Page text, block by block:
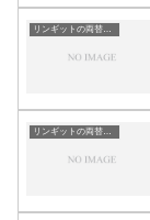
リンギットの両替目安
リンギットの両替目安